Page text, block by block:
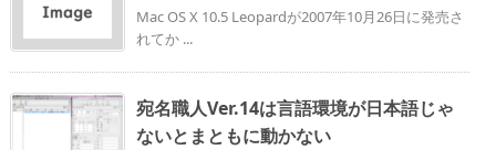
Mac OS X 10.5 Leopardが2007年10月26日に発売さ
れてか ...
宛名職人Ver.14は言語環境が日本語じゃ
ないとまともに動かない